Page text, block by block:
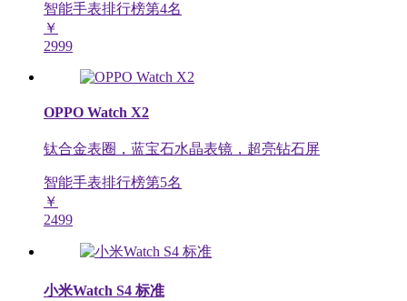
智能手表排行榜第4名
￥
2999
OPPO Watch X2
钛合金表圈，蓝宝石水晶表镜，超亮钻石屏
智能手表排行榜第5名
￥
2499
小米Watch S4 标准